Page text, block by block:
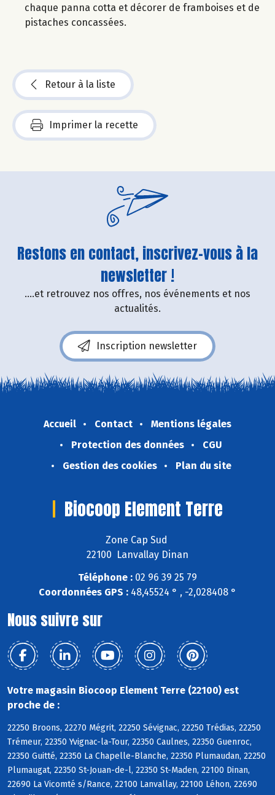
chaque panna cotta et décorer de framboises et de
pistaches concassées.
Retour à la liste
Imprimer la recette
Restons en contact, inscrivez-vous à la
newsletter !
....et retrouvez nos offres, nos événements et nos
actualités.
Inscription newsletter
Accueil Contact
Mentions légales
Protection des données
CGU
Gestion des cookies
Plan du site
Biocoop Element Terre
Zone Cap Sud
22100 Lanvallay Dinan
Téléphone : 02 96 39 25 79
Coordonnées GPS : 48,45524 ° , -2,028408 °
Nous suivre sur
Votre magasin Biocoop Element Terre (22100) est
proche de :
22250 Broons, 22270 Mégrit, 22250 Sévignac, 22250 Trédias, 22250
Trémeur, 22350 Yvignac-la-Tour, 22350 Caulnes, 22350 Guenroc,
22350 Guitté, 22350 La Chapelle-Blanche, 22350 Plumaudan, 22250
Plumaugat, 22350 St-Jouan-de-l, 22350 St-Maden, 22100 Dinan,
22690 La Vicomté s/Rance, 22100 Lanvallay, 22100 Léhon, 22690